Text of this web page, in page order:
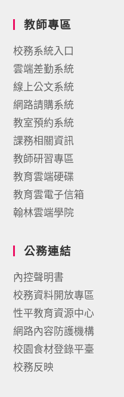
教師專區
校務系統入口
雲端差勤系統
線上公文系統
網路請購系統
教室預約系統
課務相關資訊
教師研習專區
教育雲端硬碟
教育雲電子信箱
翰林雲端學院
公務連結
內控聲明書
校務資料開放專區
性平教育資源中心
網路內容防護機構
校園食材登錄平臺
校務反映